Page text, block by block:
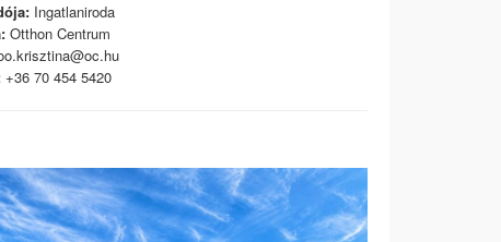
Ingatlaniroda
Otthon Centrum
+36 70 454 5420